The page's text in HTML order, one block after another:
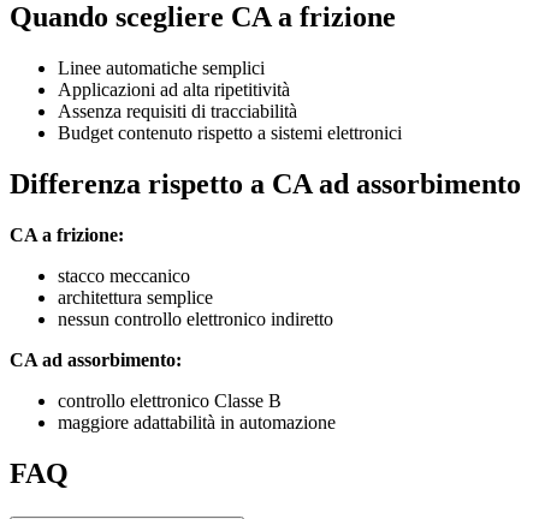
Quando scegliere CA a frizione
Linee automatiche semplici
Applicazioni ad alta ripetitività
Assenza requisiti di tracciabilità
Budget contenuto rispetto a sistemi elettronici
Differenza rispetto a CA ad assorbimento
CA a frizione:
stacco meccanico
architettura semplice
nessun controllo elettronico indiretto
CA ad assorbimento:
controllo elettronico Classe B
maggiore adattabilità in automazione
FAQ